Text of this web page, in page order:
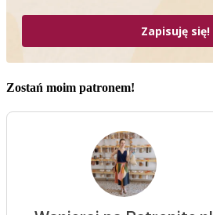
Zapisuję się!
Zostań moim patronem!